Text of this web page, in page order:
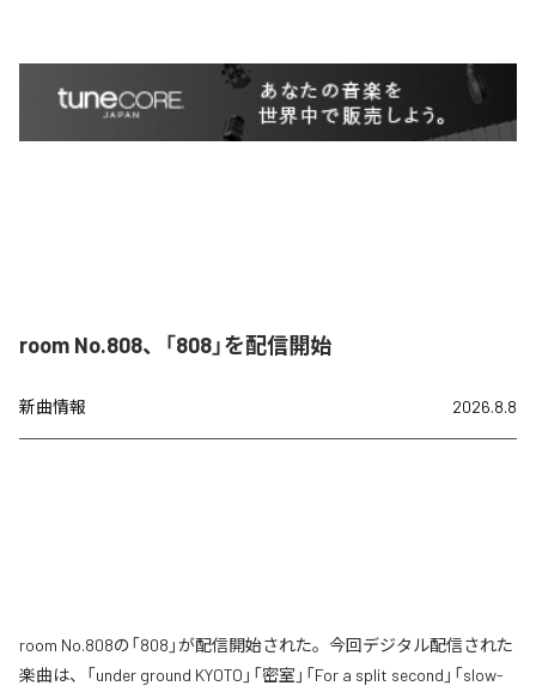
room No.808、「808」を配信開始
新曲情報 2026.8.8
room No.808の「808」が配信開始された。今回デジタル配信された
楽曲は、「under ground KYOTO」「密室」「For a split second」「slow-